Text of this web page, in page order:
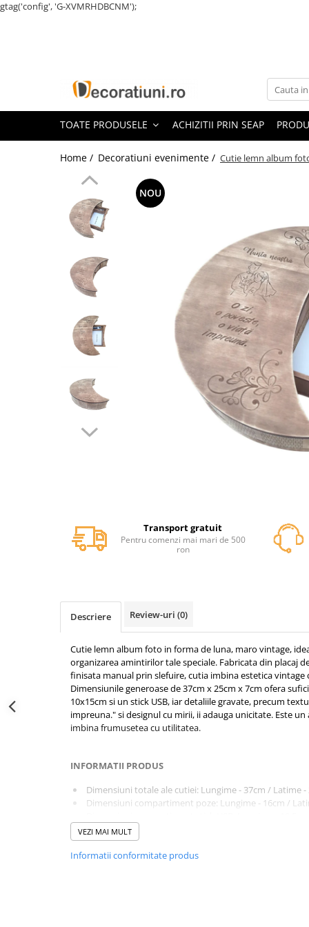
gtag('config', 'G-XVMRHDBCNM');
Decoratiuni nunta
Numere de masa nunta
Cutii dar nunta
Cutii pentru poze si stick usb nunta
Cutii verighete
Marturii nunta
Panouri si rame decor nunta
Candy bar nunta
Decoratiuni botez
Numere de masa botez
Guestbook botez
Cutii pentru poze si stick usb botez
Candy bar botez
Decoratiuni botez diverse
Rafturi si suporti sticle de vin
Cutii cadou Paste
Cutii pentru album foto
Cutii album foto 30x30cm nunta
Decoratiuni copii
Decoratiuni camera copii
Solutii depozitare pentru copii
Mobilier camera copii
Umerase copii
Organizatoare birou copii
Decoratiuni aniversare copii
TOATE PRODUSELE ACHIZITII PRIN SEAP
Home / Decoratiuni evenimente / Cutie lemn album
NOU
Transport gratuit
Pentru comenzi mai mari de 500
ron
Descriere Review-uri (0)
Cutie lemn album foto in forma de luna, maro vintage,
organizarea amintirilor tale speciale. Fabricata din placaj
finisata manual prin slefuire, cutia imbina estetica
Dimensiunile generoase de 37cm x 25cm x 7cm ofera
10x15cm si un stick USB, iar detaliile gravate, precum
impreuna." si designul cu mirii, ii adauga unicitate. Este
imbina frumusetea cu utilitatea.
INFORMATII PRODUS
Dimensiuni totale ale cutiei: Lungime - 37cm / Latime
Dimensiuni compartiment poze: Lungime - 16cm /
;
Materiale folosite: Lemn, adeziv pentru lemn, vopsea
Grosime material/lemn folosit: 4mm ;
VEZI MAI MULT
Informatii conformitate produs